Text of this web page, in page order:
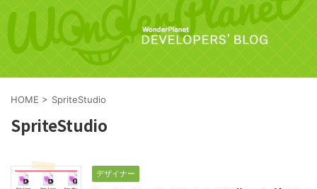
HOME > SpriteStudio
SpriteStudio
デザイナー